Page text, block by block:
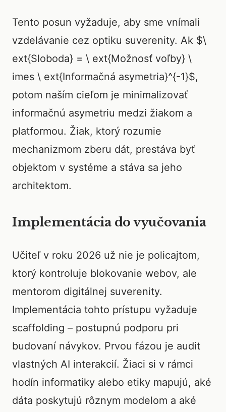
Tento posun vyžaduje, aby sme vnímali
vzdelávanie cez optiku suverenity. Ak $\
ext{Sloboda} = \ ext{Možnosť voľby} \
imes \ ext{Informačná asymetria}^{-1}$,
potom naším cieľom je minimalizovať
informačnú asymetriu medzi žiakom a
platformou. Žiak, ktorý rozumie
mechanizmom zberu dát, prestáva byť
objektom v systéme a stáva sa jeho
architektom.
Implementácia do vyučovania
Učiteľ v roku 2026 už nie je policajtom,
ktorý kontroluje blokovanie webov, ale
mentorom digitálnej suverenity.
Implementácia tohto prístupu vyžaduje
scaffolding – postupnú podporu pri
budovaní návykov. Prvou fázou je audit
vlastných AI interakcií. Žiaci si v rámci
hodín informatiky alebo etiky mapujú, aké
dáta poskytujú rôznym modelom a aké